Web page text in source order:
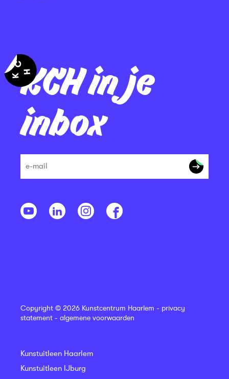
KCH in je
inbox
Copyright © 2026 Kunstcentrum Haarlem - privacy
statement - algemene voorwaarden
Kunstuitleen Haarlem
Kunstuitleen IJburg